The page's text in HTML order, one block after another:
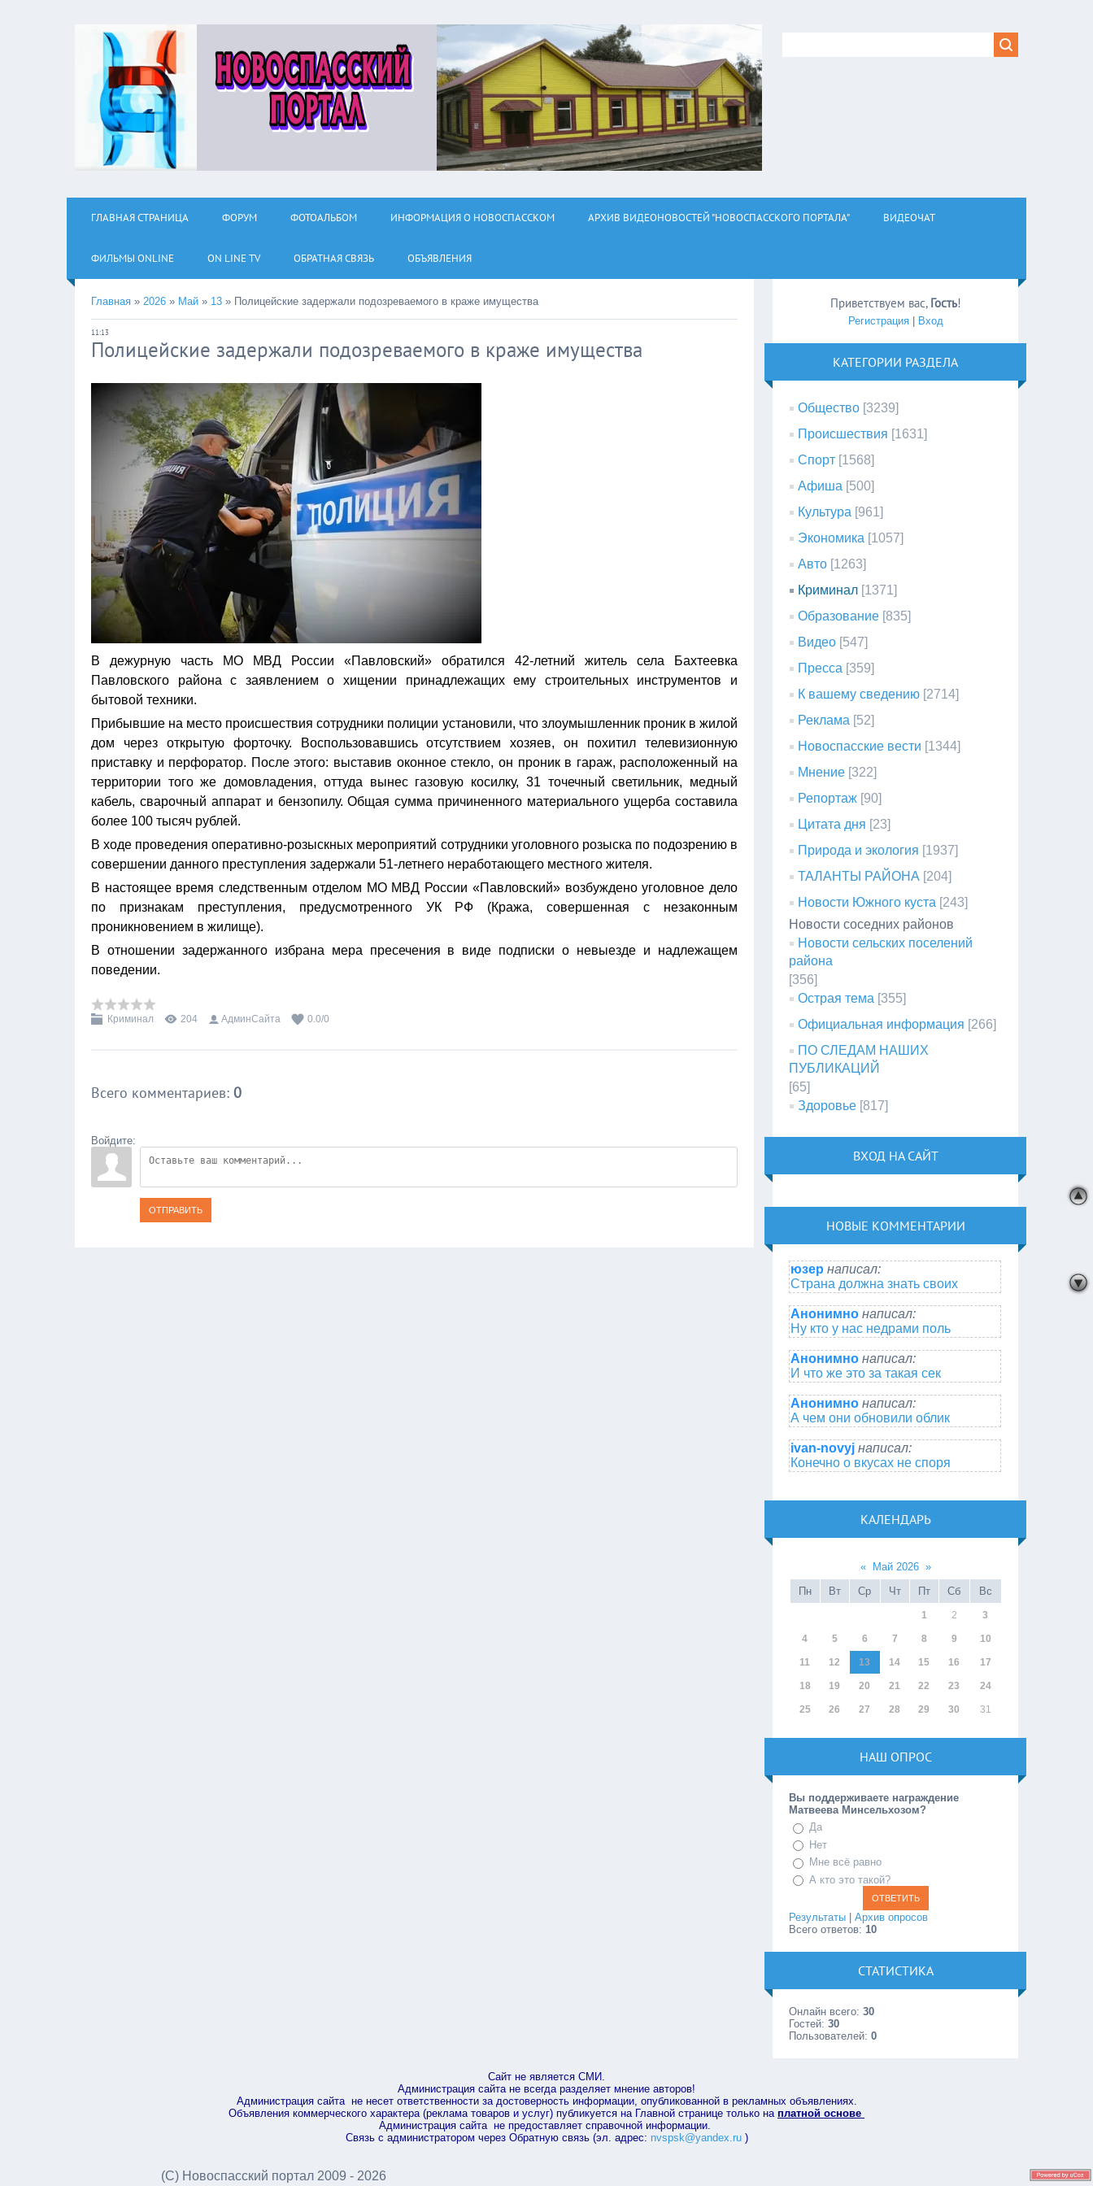
ГЛАВНАЯ СТРАНИЦА ФОРУМ ФОТОАЛЬБОМ ИНФОРМАЦИЯ О НОВОСПАССКОМ АРХИВ ВИДЕОНОВОСТЕЙ "НОВОСПАССКОГО ПОРТАЛА" ВИДЕОЧАТ
ФИЛЬМЫ ОNLINE ON LINE TV ОБРАТНАЯ СВЯЗЬ ОБЪЯВЛЕНИЯ
Главная » 2026 » Май » 13 » Полицейские задержали подозреваемого в краже имущества
11:13
Полицейские задержали подозреваемого в краже имущества
В дежурную часть МО МВД России «Павловский» обратился 42-летний житель села Бахтеевка
Павловского района с заявлением о хищении принадлежащих ему строительных инструментов и
бытовой техники.
Прибывшие на место происшествия сотрудники полиции установили, что злоумышленник проник в жилой
дом через открытую форточку. Воспользовавшись отсутствием хозяев, он похитил телевизионную
приставку и перфоратор. После этого: выставив оконное стекло, он проник в гараж, расположенный на
территории того же домовладения, оттуда вынес газовую косилку, 31 точечный светильник, медный
кабель, сварочный аппарат и бензопилу. Общая сумма причиненного материального ущерба составила
более 100 тысяч рублей.
В ходе проведения оперативно-розыскных мероприятий сотрудники уголовного розыска по подозрению в
совершении данного преступления задержали 51-летнего неработающего местного жителя.
В настоящее время следственным отделом МО МВД России «Павловский» возбуждено уголовное дело
по признакам преступления, предусмотренного УК РФ (Кража, совершенная с незаконным
проникновением в жилище).
В отношении задержанного избрана мера пресечения в виде подписки о невыезде и надлежащем
поведении.
Криминал 204 АдминСайта 0.0/0
Всего комментариев: 0
Войдите:
ОТПРАВИТЬ
Приветствуем вас, Гость!
Регистрация| Вход
КАТЕГОРИИ РАЗДЕЛА
Общество [3239]
Происшествия [1631]
Спорт [1568]
Афиша [500]
Культура [961]
Экономика [1057]
Авто [1263]
Криминал [1371]
Образование [835]
Видео [547]
Пресса [359]
К вашему сведению [2714]
Реклама [52]
Новоспасские вести [1344]
Мнение [322]
Репортаж [90]
Цитата дня [23]
Природа и экология [1937]
ТАЛАНТЫ РАЙОНА [204]
Новости Южного куста [243]
Новости соседних районов
Новости сельских поселений
района
[356]
Острая тема [355]
Официальная информация [266]
ПО СЛЕДАМ НАШИХ
ПУБЛИКАЦИЙ
[65]
Здоровье [817]
ВХОД НА САЙТ
НОВЫЕ КОММЕНТАРИИ
юзер написал:
Страна должна знать своих
Анонимно написал:
Ну кто у нас недрами поль
Анонимно написал:
И что же это за такая сек
Анонимно написал:
А чем они обновили облик
ivan-novyj написал:
Конечно о вкусах не споря
КАЛЕНДАРЬ
« Май 2026 »
Пн
Вт Ср Чт Пт Сб Вс
1 2 3
4 5 6 7 8 9 10
11 12 13 14 15 16 17
18 19 20 21 22 23 24
25 26 27 28 29 30 31
НАШ ОПРОС
Вы поддерживаете награждение
Матвеева Минсельхозом?
Да
Нет
Мне всё равно
А кто это такой?
Результаты |Архив опросов
Всего ответов:10
СТАТИСТИКА
Онлайн всего:30
Гостей:30
Пользователей:0
Сайт не является СМИ.
Администрация сайта не всегда разделяет мнение авторов!
Администрация сайта не несет ответственности за достоверность информации, опубликованной в рекламных объявлениях.
Объявления коммерческого характера (реклама товаров и услуг) публикуется на Главной странице только на платной основе
Администрация сайта не предоставляет справочной информации.
Связь с администратором через Обратную связь (эл. адрес: nvspsk@yandex.ru)
(С) Новоспасский портал 2009 - 2026